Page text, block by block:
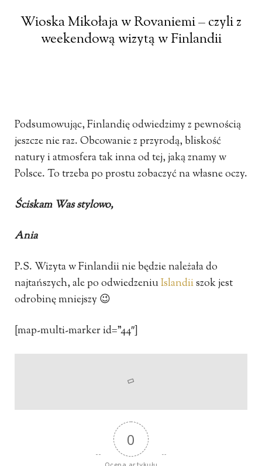
Wioska Mikołaja w Rovaniemi – czyli z
weekendową wizytą w Finlandii
Podsumowując, Finlandię odwiedzimy z pewnością
jeszcze nie raz. Obcowanie z przyrodą, bliskość
natury i atmosfera tak inna od tej, jaką znamy w
Polsce. To trzeba po prostu zobaczyć na własne oczy.
Ściskam Was stylowo,
Ania
P.S. Wizyta w Finlandii nie będzie należała do
najtańszych, ale po odwiedzeniuIslandiiszok jest
odrobinę mniejszy 😉
[map-multi-marker id=”44″]
0